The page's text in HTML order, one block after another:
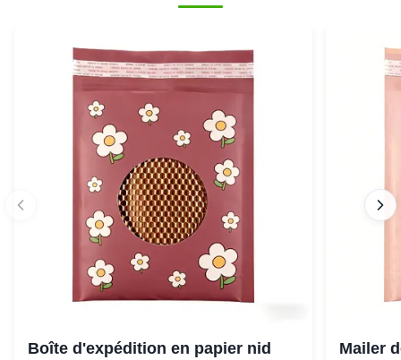
Boîte d'expédition en papier nid
Mailer